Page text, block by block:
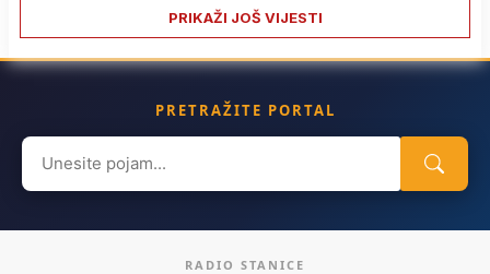
PRIKAŽI JOŠ VIJESTI
PRETRAŽITE PORTAL
Search
for:
RADIO STANICE